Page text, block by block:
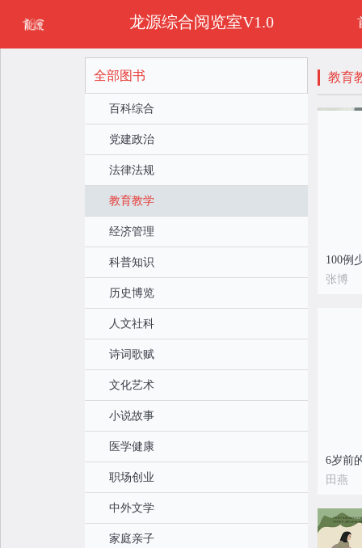
龙源综合阅览室V1.0
全部图书
百科综合
党建政治
法律法规
教育教学
经济管理
科普知识
历史博览
人文社科
诗词歌赋
文化艺术
小说故事
医学健康
职场创业
中外文学
家庭亲子
教育
100例
张博
田燕